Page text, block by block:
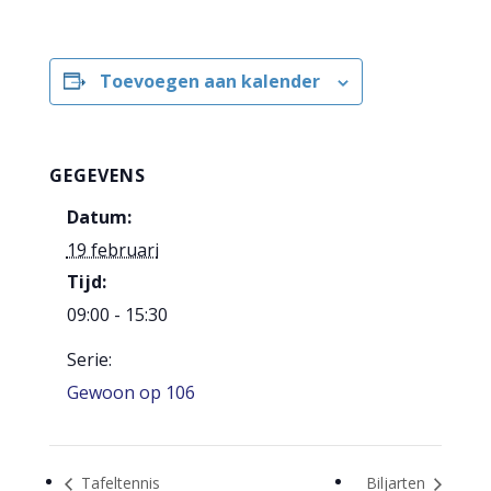
Toevoegen aan kalender
GEGEVENS
Datum:
19 februari
Tijd:
09:00 - 15:30
Serie:
Gewoon op 106
Tafeltennis Biljarten